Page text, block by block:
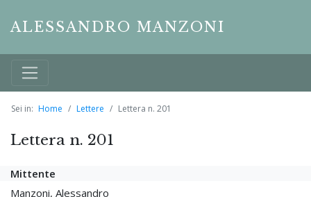
ALESSANDRO MANZONI
Sei in: Home Lettere Lettera n. 201
Lettera n. 201
Mittente
Manzoni, Alessandro